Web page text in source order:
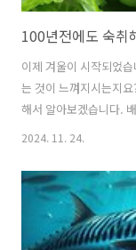
100년전에도 숙취
이제 겨울이 시작되었
는 것이 느껴지시는지
해서 알아보겠습니다.
인 재료인 만큼 그 효
이섬유가 풍부하기 때
며 배추를 많이 섭취
대할 수 있어 비만 예
강에 좋고 묵은 변을
2024. 11. 24.